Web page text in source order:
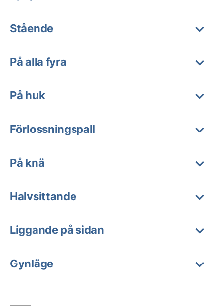
Stående
På alla fyra
På huk
Förlossningspall
På knä
Halvsittande
Liggande på sidan
Gynläge